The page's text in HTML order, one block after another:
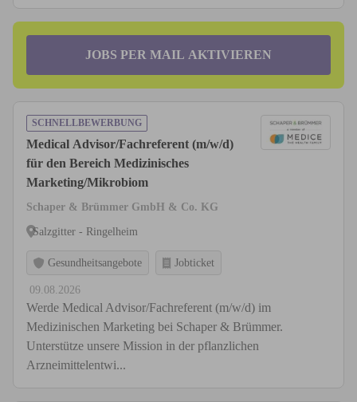
JOBS PER MAIL AKTIVIEREN
SCHNELLBEWERBUNG
Medical Advisor/Fachreferent (m/w/d)
für den Bereich Medizinisches
Marketing/Mikrobiom
Schaper & Brümmer GmbH & Co. KG
Salzgitter - Ringelheim
Gesundheitsangebote Jobticket
09.08.2026
Werde Medical Advisor/Fachreferent (m/w/d) im
Medizinischen Marketing bei Schaper & Brümmer.
Unterstütze unsere Mission in der pflanzlichen
Arzneimittelentwi...